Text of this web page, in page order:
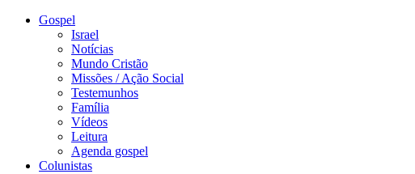
Gospel
Israel
Notícias
Mundo Cristão
Missões / Ação Social
Testemunhos
Família
Vídeos
Leitura
Agenda gospel
Colunistas